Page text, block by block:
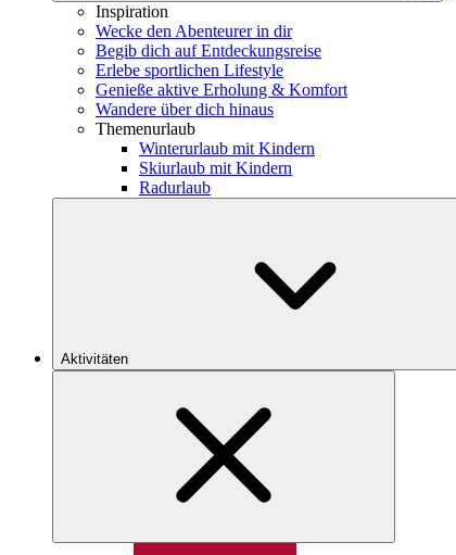
Inspiration
Wecke den Abenteurer in dir
Begib dich auf Entdeckungsreise
Erlebe sportlichen Lifestyle
Genieße aktive Erholung & Komfort
Wandere über dich hinaus
Themenurlaub
Winterurlaub mit Kindern
Skiurlaub mit Kindern
Radurlaub
Aktivitäten